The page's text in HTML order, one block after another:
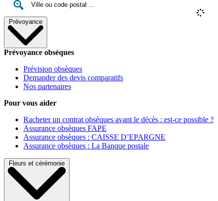
Prévoyance
Prévoyance obsèques
Prévision obsèques
Demander des devis comparatifs
Nos partenaires
Pour vous aider
Racheter un contrat obsèques avant le décès : est-ce possible ?
Assurance obsèques FAPE
Assurance obsèques : CAISSE D’EPARGNE
Assurance obsèques : La Banque postale
Fleurs et cérémonie